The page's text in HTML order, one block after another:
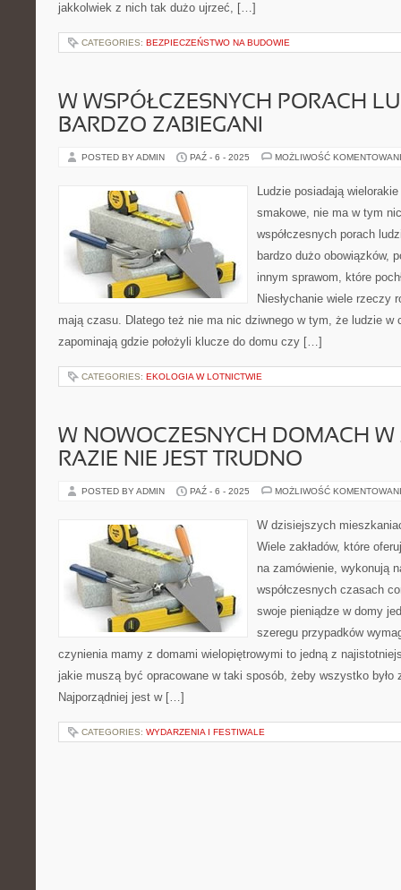
jakkolwiek z nich tak dużo ujrzeć, […]
CATEGORIES: BEZPIECZEŃSTWO NA BUDOWIE
W WSPÓŁCZESNYCH PORACH
BARDZO ZABIEGANI
POSTED BY ADMIN PAŹ - 6 - 2025 MOŻLIWOŚĆ
Ludzie posiadają
smakowe, nie ma w tym
współczesnych porach
bardzo dużo obowiązków,
innym sprawom, które
Niesłychanie wiele rzeczy
mają czasu. Dlatego też nie ma nic dziwnego w tym, że ludzie w
zapominają gdzie położyli klucze do domu czy […]
CATEGORIES: EKOLOGIA W LOTNICTWIE
W NOWOCZESNYCH DOMACH
RAZIE NIE JEST TRUDNO
POSTED BY ADMIN PAŹ - 6 - 2025 MOŻLIWOŚĆ
W dzisiejszych
Wiele zakładów, które
na zamówienie, wykonują
współczesnych czasach
swoje pieniądze w domy
szeregu przypadków
czynienia mamy z domami wielopiętrowymi to jedną z
jakie muszą być opracowane w taki sposób, żeby wszystko było
Najporządniej jest w […]
CATEGORIES: WYDARZENIA I FESTIWALE